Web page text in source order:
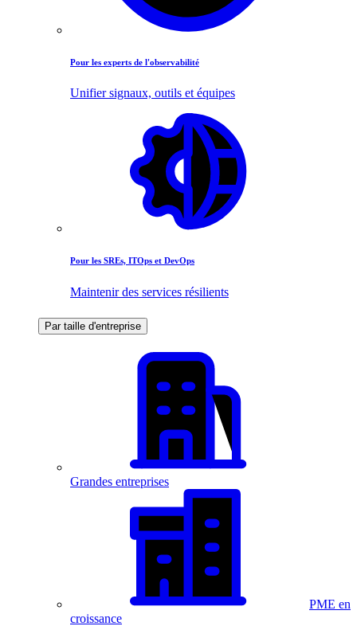
Pour les experts de l'observabilité
Unifier signaux, outils et équipes
Pour les SREs, ITOps et DevOps
Maintenir des services résilients
Par taille d'entreprise
Grandes entreprises
PME en
croissance